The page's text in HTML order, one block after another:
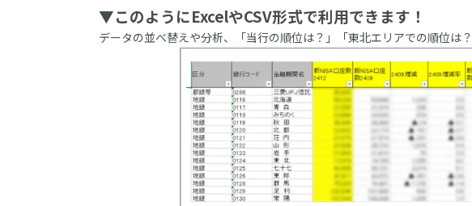
▼このようにExcelやCSV形式で利用できます！
データの並べ替えや分析、「当行の順位は？」「東北エリアでの順位は